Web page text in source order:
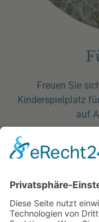
Freuen Sie
Kinderspielplatz
auf